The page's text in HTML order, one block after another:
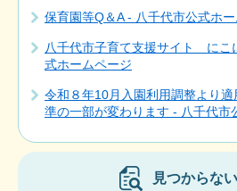
保育園等Q＆A - 八千代市公式ホ
八千代市子育て支援サイト にこ
式ホームページ
令和８年10月入園利用調整より
準の一部が変わります - 八千代市
見つからな